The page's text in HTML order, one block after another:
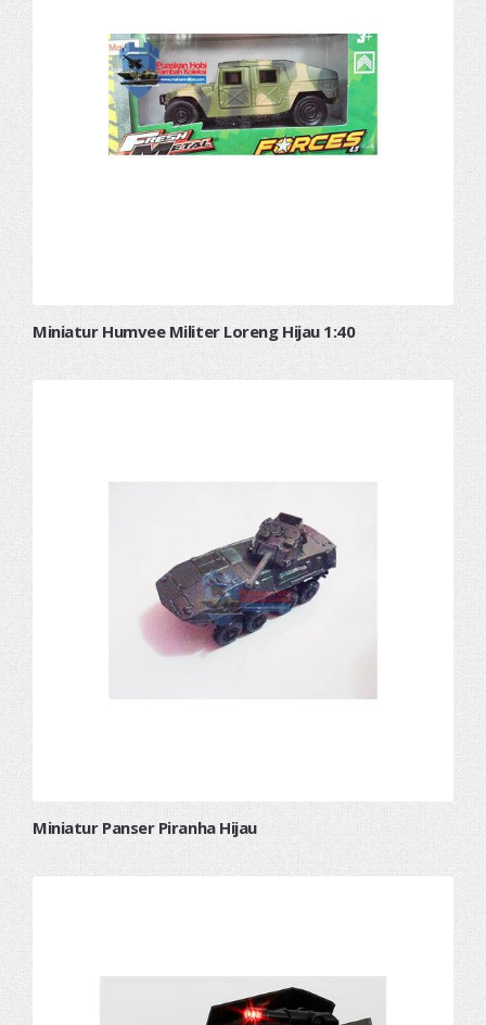
Miniatur Humvee Militer Loreng Hijau 1:40
Miniatur Panser Piranha Hijau